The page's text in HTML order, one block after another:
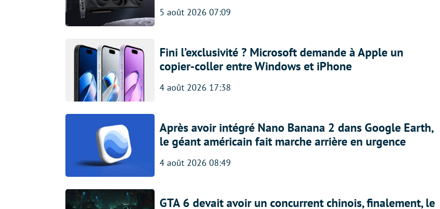
5 août 2026 07:09
Fini l’exclusivité ? Microsoft demande à Apple un
copier-coller entre Windows et iPhone
4 août 2026 17:38
Après avoir intégré Nano Banana 2 dans Google Earth,
le géant américain fait marche arrière en urgence
4 août 2026 08:49
GTA 6 devait avoir un concurrent chinois, finalement, le